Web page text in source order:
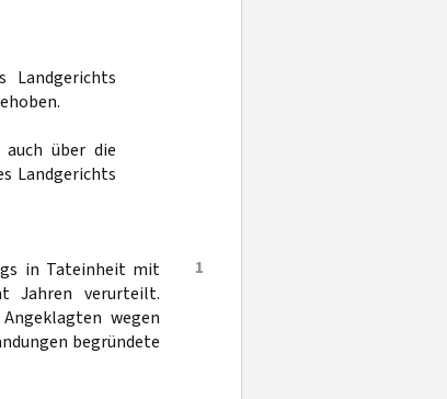
Landgerichts
auch über die
Landgerichts
1
in Tateinheit mit
Jahren verurteilt.
wegen
begründete